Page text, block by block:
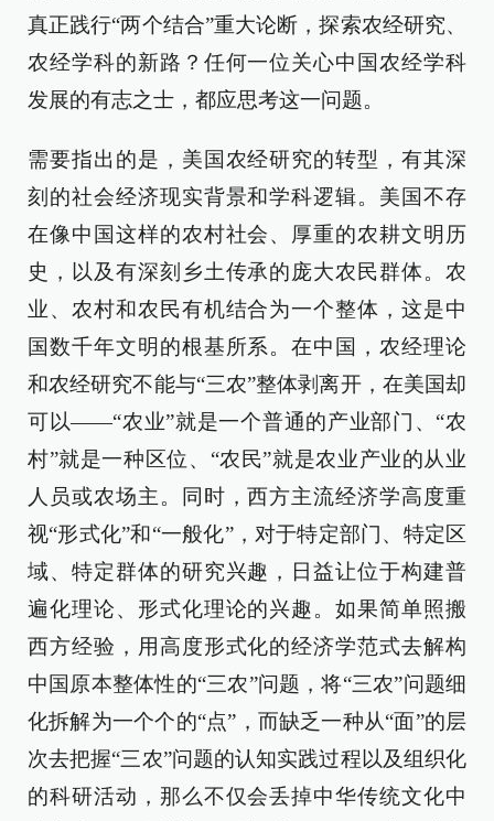
真正践行“两个结合”重大论断，探索农经研究、
农经学科的新路？任何一位关心中国农经学科
发展的有志之士，都应思考这一问题。
需要指出的是，美国农经研究的转型，有其深
刻的社会经济现实背景和学科逻辑。美国不存
在像中国这样的农村社会、厚重的农耕文明历
史，以及有深刻乡土传承的庞大农民群体。农
业、农村和农民有机结合为一个整体，这是中
国数千年文明的根基所系。在中国，农经理论
和农经研究不能与“三农”整体剥离开，在美国却
可以——“农业”就是一个普通的产业部门、“农
村”就是一种区位、“农民”就是农业产业的从业
人员或农场主。同时，西方主流经济学高度重
视“形式化”和“一般化”，对于特定部门、特定区
域、特定群体的研究兴趣，日益让位于构建普
遍化理论、形式化理论的兴趣。如果简单照搬
西方经验，用高度形式化的经济学范式去解构
中国原本整体性的“三农”问题，将“三农”问题细
化拆解为一个个的“点”，而缺乏一种从“面”的层
次去把握“三农”问题的认知实践过程以及组织化
的科研活动，那么不仅会丢掉中华传统文化中